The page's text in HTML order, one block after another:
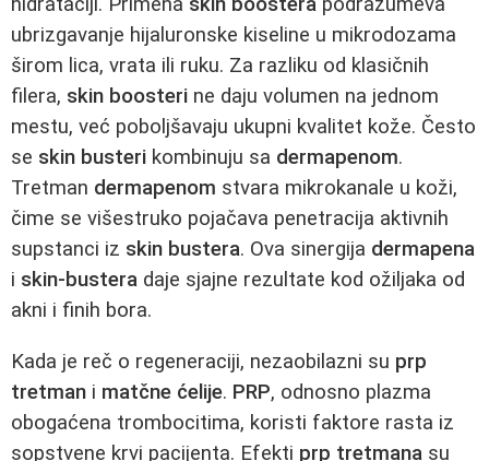
ubrizgavanje hijaluronske kiseline u mikrodozama
širom lica, vrata ili ruku. Za razliku od klasičnih
filera, skin boosteri ne daju volumen na jednom
mestu, već poboljšavaju ukupni kvalitet kože. Često
se skin busteri kombinuju sa dermapenom.
Tretman dermapenom stvara mikrokanale u koži,
čime se višestruko pojačava penetracija aktivnih
supstanci iz skin bustera. Ova sinergija dermapena
i skin-bustera daje sjajne rezultate kod ožiljaka od
akni i finih bora.
Kada je reč o regeneraciji, nezaobilazni su prp
tretman i matčne ćelije. PRP, odnosno plazma
obogaćena trombocitima, koristi faktore rasta iz
sopstvene krvi pacijenta. Efekti prp tretmana su